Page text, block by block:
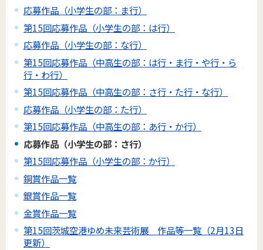
応募作品（小学生の部：ま行）
第15回応募作品（小学生の部：は行）
応募作品（小学生の部：な行）
第15回応募作品（中高生の部：は行・ま行・や行・ら
行・わ行）
第15回応募作品（中高生の部：さ行・た行・な行）
応募作品（小学生の部：た行）
第15回応募作品（中高生の部：あ行・か行）
応募作品（小学生の部：さ行）
第15回応募作品（小学生の部：か行）
銅賞作品一覧
銀賞作品一覧
金賞作品一覧
第15回茨城空港ゆめ未来芸術展 作品等一覧（2月13日
更新）